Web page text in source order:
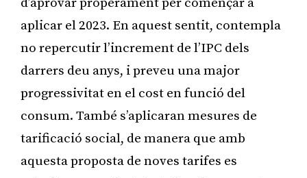
aplicar el 2023. En aquest sentit, contempla
no repercutir l’increment de l’IPC dels
darrers deu anys, i preveu una major
progressivitat en el cost en funció del
consum. També s’aplicaran mesures de
tarificació social, de manera que amb
aquesta proposta de noves tarifes es